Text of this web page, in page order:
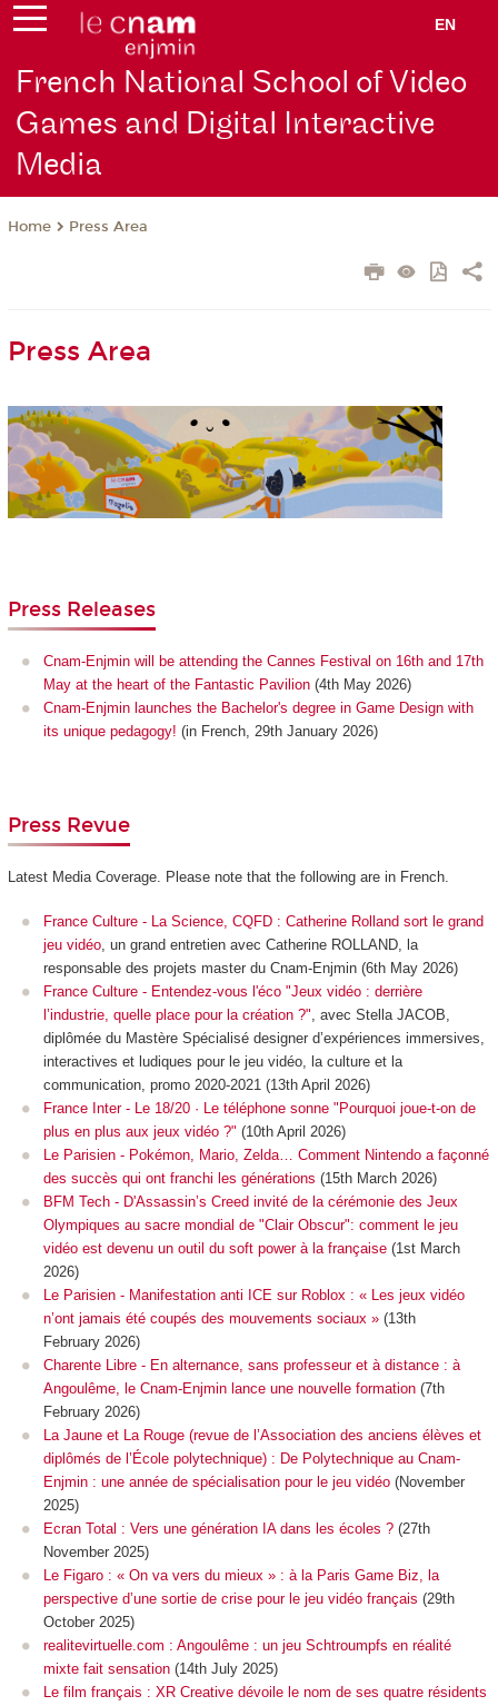
EN
French National School of Video
Games and Digital Interactive
Media
Home Press Area
Press Area
Press Releases
Cnam-Enjmin will be attending the Cannes Festival on 16th and 17th
May at the heart of the Fantastic Pavilion (4th May 2026)
Cnam-Enjmin launches the Bachelor's degree in Game Design with
its unique pedagogy! (in French, 29th January 2026)
Press Revue
Latest Media Coverage. Please note that the following are in French.
France Culture - La Science, CQFD : Catherine Rolland sort le grand
jeu vidéo, un grand entretien avec Catherine ROLLAND, la
responsable des projets master du Cnam-Enjmin (6th May 2026)
France Culture - Entendez-vous l'éco "Jeux vidéo : derrière
l’industrie, quelle place pour la création ?", avec Stella JACOB,
diplômée du Mastère Spécialisé designer d’expériences immersives,
interactives et ludiques pour le jeu vidéo, la culture et la
communication, promo 2020-2021 (13th April 2026)
France Inter - Le 18/20 · Le téléphone sonne "Pourquoi joue-t-on de
plus en plus aux jeux vidéo ?" (10th April 2026)
Le Parisien - Pokémon, Mario, Zelda… Comment Nintendo a façonné
des succès qui ont franchi les générations (15th March 2026)
BFM Tech - D'Assassin’s Creed invité de la cérémonie des Jeux
Olympiques au sacre mondial de "Clair Obscur": comment le jeu
vidéo est devenu un outil du soft power à la française (1st March
2026)
Le Parisien - Manifestation anti ICE sur Roblox : « Les jeux vidéo
n’ont jamais été coupés des mouvements sociaux » (13th
February 2026)
Charente Libre - En alternance, sans professeur et à distance : à
Angoulême, le Cnam-Enjmin lance une nouvelle formation (7th
February 2026)
La Jaune et La Rouge (revue de l’Association des anciens élèves et
diplômés de l’École polytechnique) : De Polytechnique au Cnam-
Enjmin : une année de spécialisation pour le jeu vidéo (November
2025)
Ecran Total : Vers une génération IA dans les écoles ? (27th
November 2025)
Le Figaro : « On va vers du mieux » : à la Paris Game Biz, la
perspective d’une sortie de crise pour le jeu vidéo français (29th
October 2025)
realitevirtuelle.com : Angoulême : un jeu Schtroumpfs en réalité
mixte fait sensation (14th July 2025)
Le film français : XR Creative dévoile le nom de ses quatre résidents